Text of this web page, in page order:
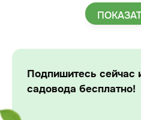
Подпишитесь сейчас
садовода бесплатно!